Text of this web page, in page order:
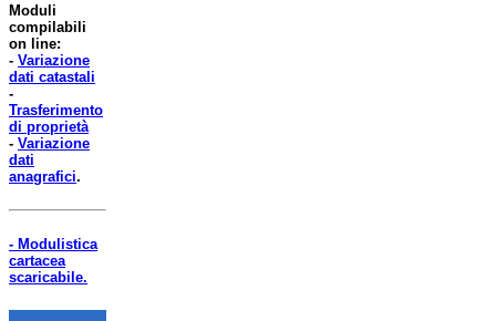
Moduli
compilabili
on line:
- Variazione
dati catastali
-
Trasferimento
di proprietà
- Variazione
dati
anagrafici.
- Modulistica
cartacea
scaricabile.